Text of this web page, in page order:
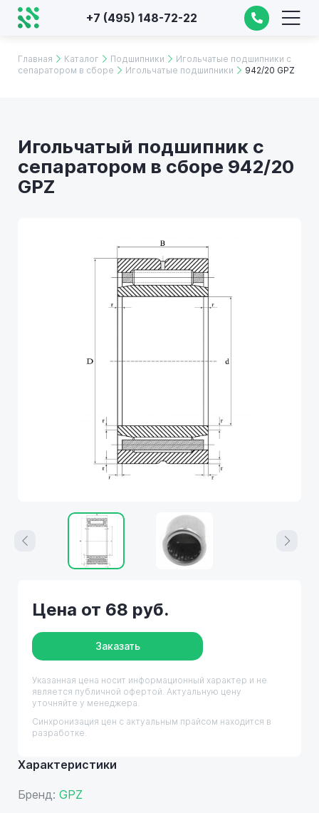
+7 (495) 148-72-22
Главная Каталог Подшипники
Игольчатые подшипники с
сепаратором в сборе
Игольчатые подшипники 942/20 GPZ
Игольчатый подшипник с
сепаратором в сборе 942/20
GPZ
Характеристики
Бренд: GPZ
Цена от 68 руб.
Заказать
Указанная цена носит информационный характер и не
является публичной офертой. Актуальную цену
уточняйте у менеджера.
Синхронизация цен с актуальным прайсом находится в
разработке.